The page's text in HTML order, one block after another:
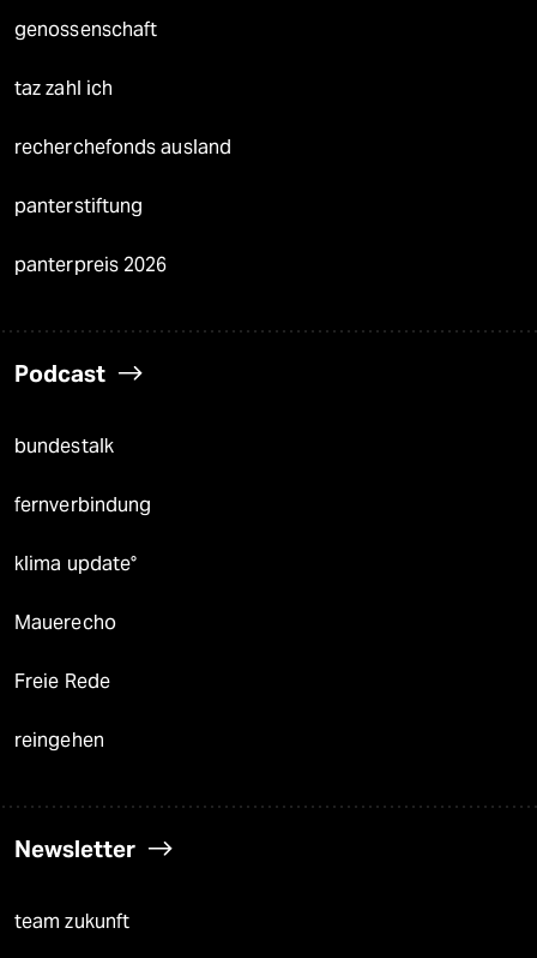
genossenschaft
taz zahl ich
recherchefonds ausland
panterstiftung
panterpreis 2026
Podcast
bundestalk
fernverbindung
klima update°
Mauerecho
Freie Rede
reingehen
Newsletter
team zukunft